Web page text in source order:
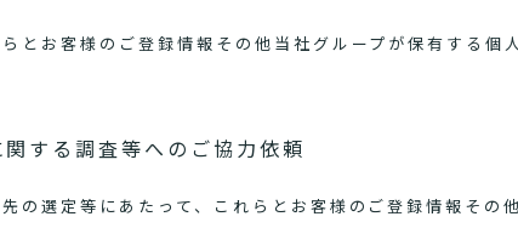
とお客様のご登録情報その他当社グループが保有する個
する調査等へのご協力依頼
の選定等にあたって、これらとお客様のご登録情報その